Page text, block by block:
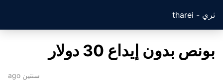
ثري - tharei
بونص بدون إيداع 30 دولار
سنتين ago